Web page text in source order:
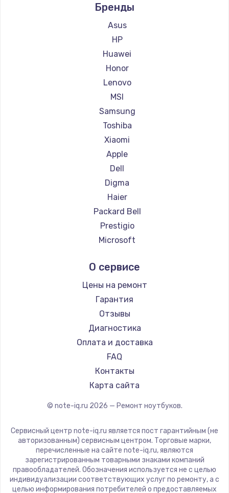
Ремонт ноутбуков Aquarius
Ремонт ноутбуков Gigabyte
Ремонт ноутбуков Aorus
Ремонт ноутбуков Maibenben
Ремонт ноутбуков Getac
Ремонт ноутбуков Epson
Ремонт ноутбуков Philips
Ремонт ноутбуков LG
Ремонт ноутбуков Panasonic
Ремонт ноутбуков Irbis
Ремонт ноутбуков Thunderobot
Ремонт ноутбуков Hasee
Ремонт ноутбуков ZTE
Ремонт ноутбуков Hiper
Ремонт ноутбуков Evga
Ремонт ноутбуков Google
Ремонт ноутбуков Echips
Ремонт ноутбуков Predator
Ремонт ноутбуков iru
Ремонт ноутбуков Machenike
Ремонт ноутбуков DEXP
Ремонт ноутбуков Teclast
Ремонт ноутбуков CHUWI
Ремонт ноутбуков Colorful
Бренды
Asus
HP
Huawei
Honor
Lenovo
MSI
Samsung
Toshiba
Xiaomi
Apple
Dell
Digma
Haier
Packard Bell
Prestigio
Microsoft
Aquarius
Gigabyte
Aorus
Maibenben
Getac
Epson
Philips
LG
Panasonic
ZTE
Hiper
Evga
Google
О сервисе
Цены на ремонт
Гарантия
Отзывы
Диагностика
Оплата и доставка
FAQ
Контакты
Карта сайта
© note-iq.ru 2026 — Ремонт ноутбуков.
Сервисный центр note-iq.ru является пост гарантийным (не
авторизованным) сервисным центром. Торговые марки,
перечисленные на сайте note-iq.ru, являются
зарегистрированным товарными знаками компаний
правообладателей. Обозначения используется не с целью
индивидуализации соответствующих услуг по ремонту, а с
целью информирования потребителей о предоставляемых